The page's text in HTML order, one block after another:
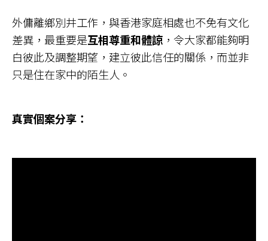
外傭離鄉別井工作，與香港家庭相處也不免有文化
差異，最重要是互相尊重和體諒 ，令大家都能夠明
白彼此及調整期望，建立彼此信任的關係，而並非
只是住在家中的陌生人。
真實個案分享：